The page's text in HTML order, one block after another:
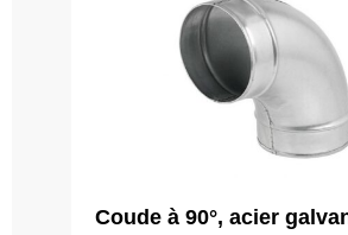
Coude à 90°, acier